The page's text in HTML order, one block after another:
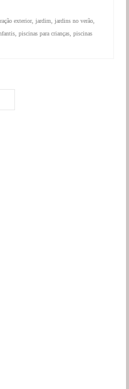
exterior, jardim jardins no verão
piscinas para crianças piscinas